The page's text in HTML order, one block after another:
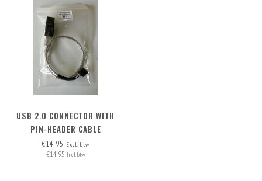
USB 2.0 CONNECTOR WITH
PIN-HEADER CABLE
€14,95 Excl. btw
€14,95 Incl. btw